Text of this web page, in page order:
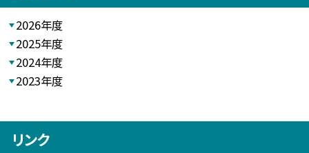
2026年度
2025年度
2024年度
2023年度
リンク